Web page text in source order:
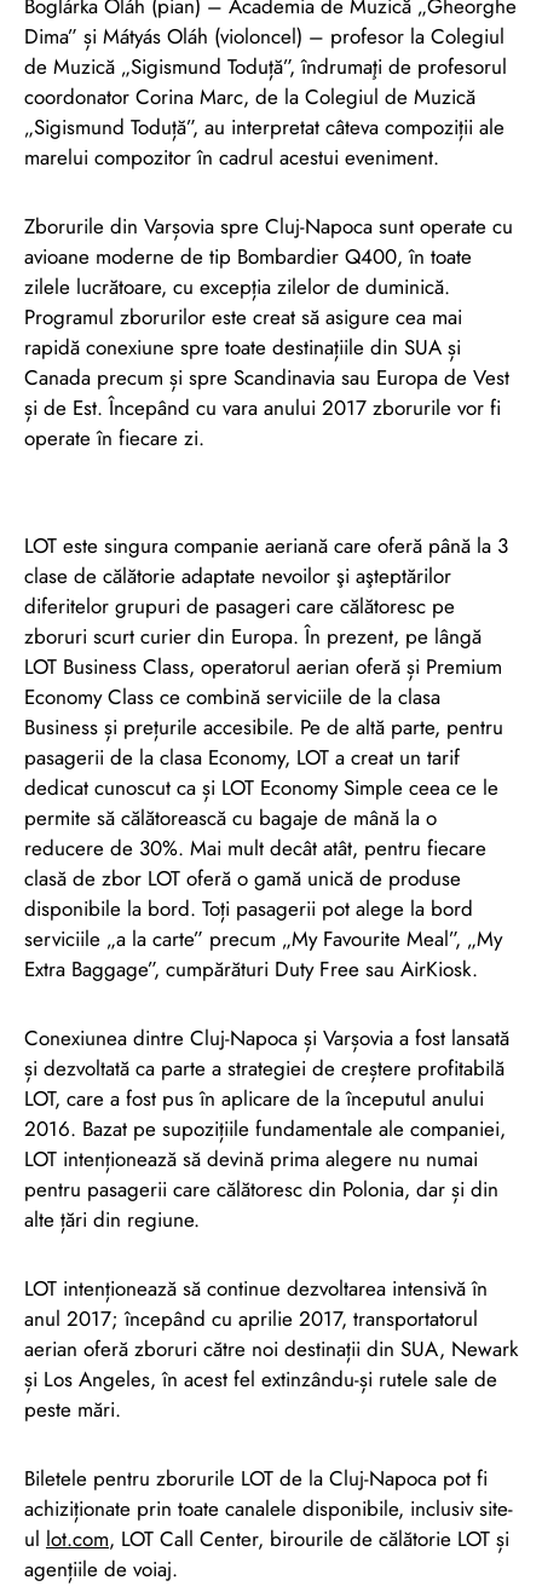
Boglárka Oláh (pian) – Academia de Muzică „Gheorghe
Dima” și Mátyás Oláh (violoncel) – profesor la Colegiul
de Muzică „Sigismund Toduță”, îndrumaţi de profesorul
coordonator Corina Marc, de la Colegiul de Muzică
„Sigismund Toduță”, au interpretat câteva compoziții ale
marelui compozitor în cadrul acestui eveniment.
Zborurile din Varșovia spre Cluj-Napoca sunt operate cu
avioane moderne de tip Bombardier Q400, în toate
zilele lucrătoare, cu excepția zilelor de duminică.
Programul zborurilor este creat să asigure cea mai
rapidă conexiune spre toate destinațiile din SUA și
Canada precum și spre Scandinavia sau Europa de Vest
și de Est. Începând cu vara anului 2017 zborurile vor fi
operate în fiecare zi.
LOT este singura companie aeriană care oferă până la 3
clase de călătorie adaptate nevoilor şi aşteptărilor
diferitelor grupuri de pasageri care călătoresc pe
zboruri scurt curier din Europa. În prezent, pe lângă
LOT Business Class, operatorul aerian oferă și Premium
Economy Class ce combină serviciile de la clasa
Business și prețurile accesibile. Pe de altă parte, pentru
pasagerii de la clasa Economy, LOT a creat un tarif
dedicat cunoscut ca și LOT Economy Simple ceea ce le
permite să călătorească cu bagaje de mână la o
reducere de 30%. Mai mult decât atât, pentru fiecare
clasă de zbor LOT oferă o gamă unică de produse
disponibile la bord. Toți pasagerii pot alege la bord
serviciile „a la carte” precum „My Favourite Meal”, „My
Extra Baggage”, cumpărături Duty Free sau AirKiosk.
Conexiunea dintre Cluj-Napoca și Varșovia a fost lansată
și dezvoltată ca parte a strategiei de creștere profitabilă
LOT, care a fost pus în aplicare de la începutul anului
2016. Bazat pe supozițiile fundamentale ale companiei,
LOT intenționează să devină prima alegere nu numai
pentru pasagerii care călătoresc din Polonia, dar și din
alte țări din regiune.
LOT intenționează să continue dezvoltarea intensivă în
anul 2017; începând cu aprilie 2017, transportatorul
aerian oferă zboruri către noi destinații din SUA, Newark
și Los Angeles, în acest fel extinzându-și rutele sale de
peste mări.
Biletele pentru zborurile LOT de la Cluj-Napoca pot fi
achiziționate prin toate canalele disponibile, inclusiv site-
ul lot.com, LOT Call Center, birourile de călătorie LOT și
agențiile de voiaj.